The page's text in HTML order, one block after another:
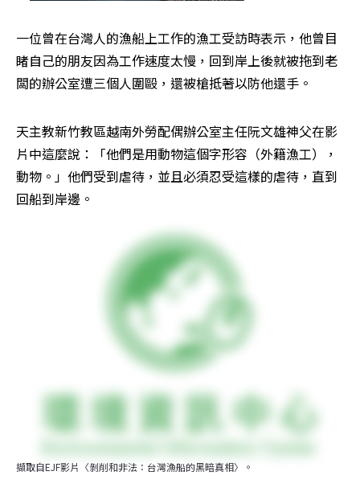
一位曾在台灣人的漁船上工作的漁工受訪時表示，他曾目
睹自己的朋友因為工作速度太慢，回到岸上後就被拖到老
闆的辦公室遭三個人圍毆，還被槍抵著以防他還手。
天主教新竹教區越南外勞配偶辦公室主任阮文雄神父在影
片中這麼說：「他們是用動物這個字形容（外籍漁工），
動物。」他們受到虐待，並且必須忍受這樣的虐待，直到
回船到岸邊。
擷取自EJF影片〈剝削和非法：台灣漁船的黑暗真相〉。